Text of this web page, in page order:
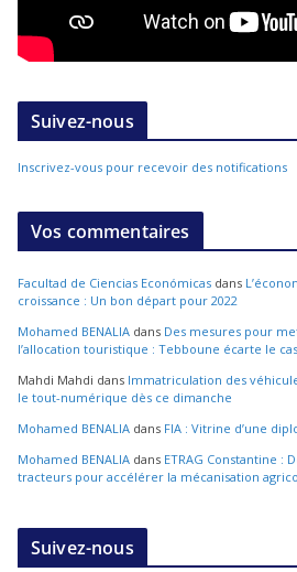
Suivez-nous
Inscrivez-vous pour recevoir des notifications
Vos commentaires
Facultad de Ciencias Económicas dans
croissance : Un bon départ pour 2022
Mohamed BENALIA dans Des mesures pour
l’allocation touristique : Tebboune écarte le
Mahdi Mahdi dans Immatriculation des
le tout-numérique dès ce dimanche
Mohamed BENALIA dans FIA : Vitrine d’une
Mohamed BENALIA dans ETRAG Constantine :
tracteurs pour accélérer la mécanisation
Suivez-nous